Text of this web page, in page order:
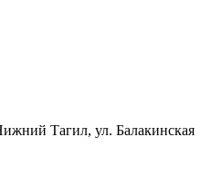
Тагил, ул. Балакинская